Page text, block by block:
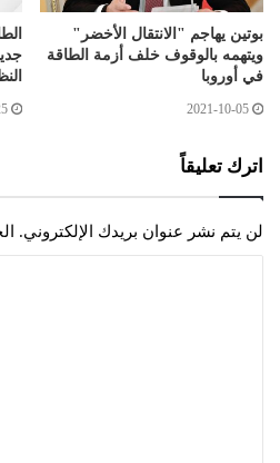
بوتين يهاجم "الانتقال الأخضر"
ويتهمه بالوقوف خلف أزمة الطاقة
في أوروبا
2021-10-05
اترك تعليقاً
لن يتم نشر عنوان بريدك الإلكتروني.